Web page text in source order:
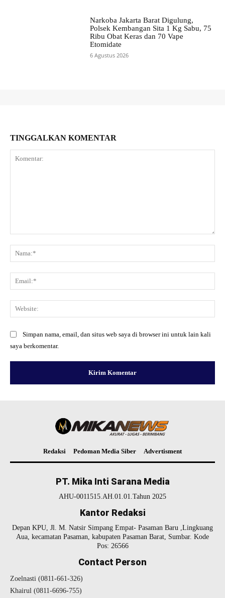
Narkoba Jakarta Barat Digulung,
Polsek Kembangan Sita 1 Kg Sabu, 75
Ribu Obat Keras dan 70 Vape
Etomidate
6 Agustus 2026
TINGGALKAN KOMENTAR
Simpan nama, email, dan situs web saya di browser ini untuk lain kali
saya berkomentar.
Redaksi Pedoman Media Siber Advertisment
PT. Mika Inti Sarana Media
AHU-0011515.AH.01.01.Tahun 2025
Kantor Redaksi
Depan KPU, Jl. M. Natsir Simpang Empat- Pasaman Baru ,Lingkuang
Aua, kecamatan Pasaman, kabupaten Pasaman Barat, Sumbar. Kode
Pos: 26566
Contact Person
Zoelnasti (0811-661-326)
Khairul (0811-6696-755)